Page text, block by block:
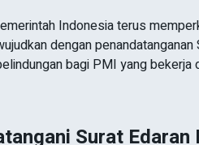
Indonesia terus
dengan
bagi PMI yang bekerja
Surat Edaran